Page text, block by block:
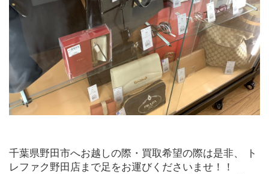
千葉県野田市へお越しの際・買取希望の際は是非、 ト
レファク野田店まで足をお運びくださいませ！！